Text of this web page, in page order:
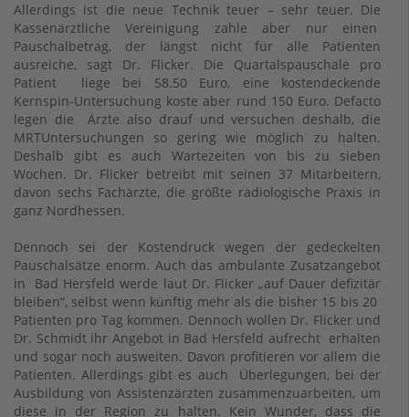
Allerdings ist die neue Technik teuer – sehr teuer. Die
Kassenärztliche Vereinigung zahle aber nur einen
Pauschalbetrag, der längst nicht für alle Patienten
ausreiche, sagt Dr. Flicker. Die Quartalspauschale pro
Patient liege bei 58.50 Euro, eine kostendeckende
Kernspin-Untersuchung koste aber rund 150 Euro. Defacto
legen die Ärzte also drauf und versuchen deshalb, die
MRTUntersuchungen so gering wie möglich zu halten.
Deshalb gibt es auch Wartezeiten von bis zu sieben
Wochen. Dr. Flicker betreibt mit seinen 37 Mitarbeitern,
davon sechs Fachärzte, die größte radiologische Praxis in
ganz Nordhessen.
Dennoch sei der Kostendruck wegen der gedeckelten
Pauschalsätze enorm. Auch das ambulante Zusatzangebot
in Bad Hersfeld werde laut Dr. Flicker „auf Dauer defizitär
bleiben“, selbst wenn künftig mehr als die bisher 15 bis 20
Patienten pro Tag kommen. Dennoch wollen Dr. Flicker und
Dr. Schmidt ihr Angebot in Bad Hersfeld aufrecht erhalten
und sogar noch ausweiten. Davon profitieren vor allem die
Patienten. Allerdings gibt es auch Überlegungen, bei der
Ausbildung von Assistenzärzten zusammenzuarbeiten, um
diese in der Region zu halten. Kein Wunder, dass die